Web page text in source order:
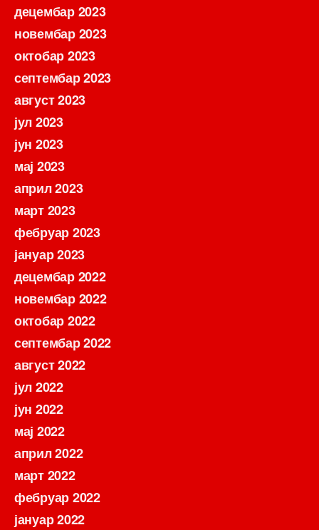
децембар 2023
новембар 2023
октобар 2023
септембар 2023
август 2023
јул 2023
јун 2023
мај 2023
април 2023
март 2023
фебруар 2023
јануар 2023
децембар 2022
новембар 2022
октобар 2022
септембар 2022
август 2022
јул 2022
јун 2022
мај 2022
април 2022
март 2022
фебруар 2022
јануар 2022